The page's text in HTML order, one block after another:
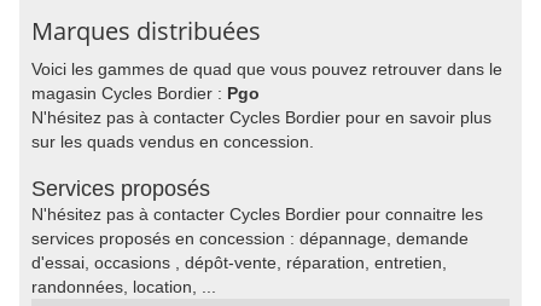
Marques distribuées
Voici les gammes de quad que vous pouvez retrouver dans le
magasin Cycles Bordier : Pgo
N'hésitez pas à contacter Cycles Bordier pour en savoir plus
sur les quads vendus en concession.
Services proposés
N'hésitez pas à contacter Cycles Bordier pour connaitre les
services proposés en concession : dépannage, demande
d'essai, occasions , dépôt-vente, réparation, entretien,
randonnées, location, ...